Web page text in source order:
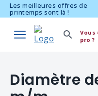
Les meilleures offres de
printemps sont là !
Vous
pro ?
Diamètre